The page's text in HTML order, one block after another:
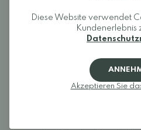
Melden Sie sich an und bewerten
Diese Website verwendet
Kundenerlebnis
Akzeptieren Sie